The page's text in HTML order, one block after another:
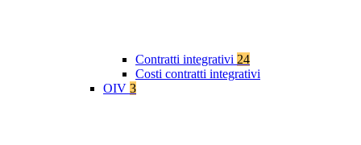
Contratti integrativi 24
Costi contratti integrativi
OIV 3